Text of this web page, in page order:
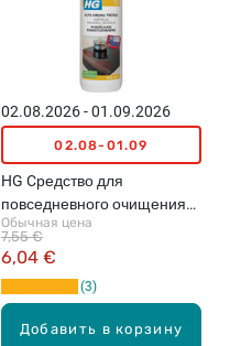
Добавить в корзину
02.08.2026 - 01.09.2026
02.08-01.09
HG Cредство для
повседневного очищения
керамических плит, 0.5л
Обычная цена
6,04 €
7,55 €
3